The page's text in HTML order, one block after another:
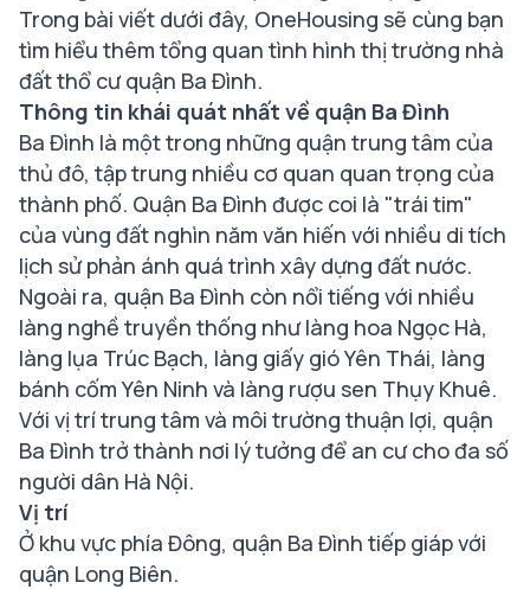
Trong bài viết dưới đây, OneHousing sẽ cùng bạn
tìm hiểu thêm tổng quan tình hình thị trường nhà
đất thổ cư quận Ba Đình.
Thông tin khái quát nhất về quận Ba Đình
Ba Đình là một trong những quận trung tâm của
thủ đô, tập trung nhiều cơ quan quan trọng của
thành phố. Quận Ba Đình được coi là "trái tim"
của vùng đất nghìn năm văn hiến với nhiều di tích
lịch sử phản ánh quá trình xây dựng đất nước.
Ngoài ra, quận Ba Đình còn nổi tiếng với nhiều
làng nghề truyền thống như làng hoa Ngọc Hà,
làng lụa Trúc Bạch, làng giấy gió Yên Thái, làng
bánh cốm Yên Ninh và làng rượu sen Thụy Khuê.
Với vị trí trung tâm và môi trường thuận lợi, quận
Ba Đình trở thành nơi lý tưởng để an cư cho đa số
người dân Hà Nội.
Vị trí
Ở khu vực phía Đông, quận Ba Đình tiếp giáp với
quận Long Biên.